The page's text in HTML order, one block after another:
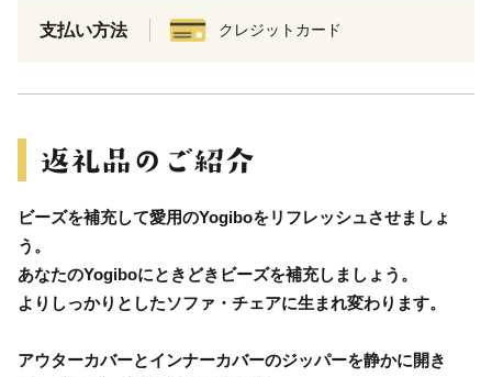
支払い方法 クレジットカード
ビーズを補充して愛用のYogiboをリフレッシュさせましょ
う。
あなたのYogiboにときどきビーズを補充しましょう。
よりしっかりとしたソファ・チェアに生まれ変わります。
アウターカバーとインナーカバーのジッパーを静かに開き